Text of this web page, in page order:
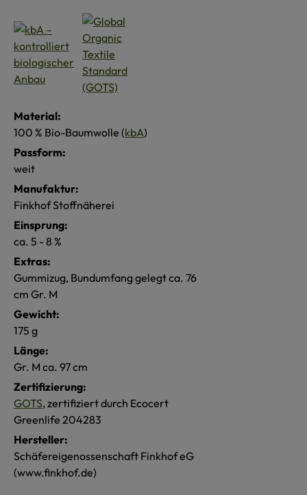
Material:
100 % Bio-Baumwolle (kbA)
Passform:
weit
Manufaktur:
Finkhof Stoffnäherei
Einsprung:
ca. 5 - 8 %
Extras:
Gummizug, Bundumfang gelegt ca. 76
cm Gr. M
Gewicht:
175 g
Länge:
Gr. M ca. 97 cm
Zertifizierung:
GOTS, zertifiziert durch Ecocert
Greenlife 204283
Hersteller:
Schäfereigenossenschaft Finkhof eG
(www.finkhof.de)